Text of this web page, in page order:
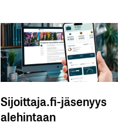
Sijoittaja.fi-jäsenyys
alehintaan